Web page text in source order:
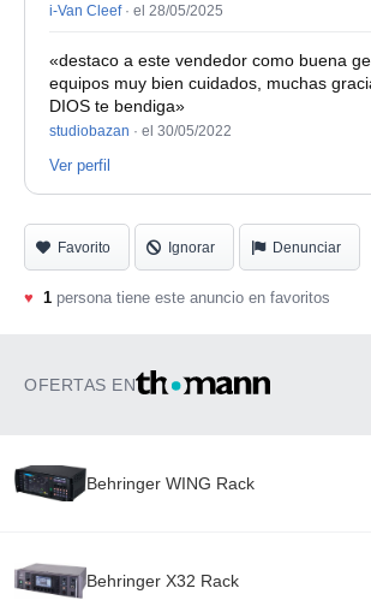
i-Van Cleef· el 28/05/2025
«destaco a este vendedor como buena
equipos muy bien cuidados, muchas
DIOS te bendiga»
studiobazan · el 30/05/2022
Ver perfil
Favorito Ignorar Denunciar
♥ 1 persona tiene este anuncio en favoritos
OFERTAS EN
Behringer WING Rack
Behringer X32 Rack